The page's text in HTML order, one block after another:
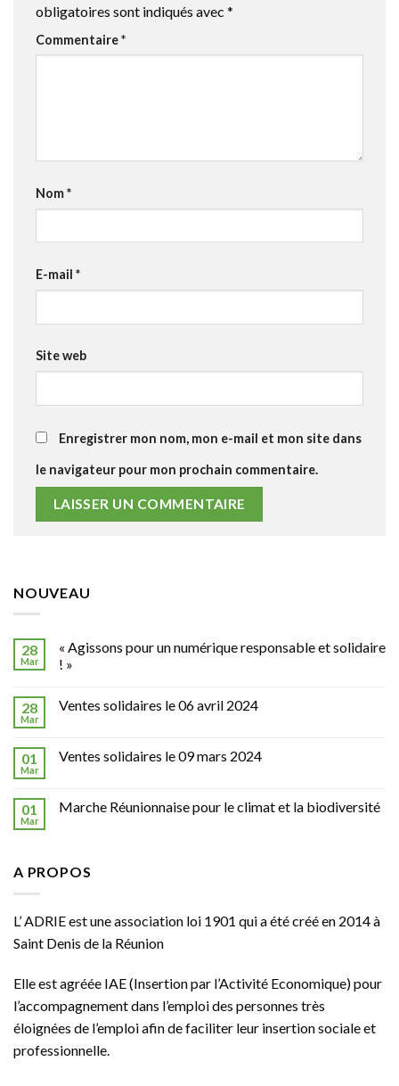
obligatoires sont indiqués avec *
Commentaire*
Nom*
E-mail *
Site web
Enregistrer mon nom, mon e-mail et mon site dans
le navigateur pour mon prochain commentaire.
NOUVEAU
28
Mar
« Agissons pour un numérique responsable et solidaire
! »
28
Mar
Ventes solidaires le 06 avril 2024
01
Mar
Ventes solidaires le 09 mars 2024
01
Mar
Marche Réunionnaise pour le climat et la biodiversité
A PROPOS
L’ ADRIE est une association loi 1901 qui a été créé en 2014 à
Saint Denis de la Réunion
Elle est agréée IAE(Insertion par l’Activité Economique) pour
l’accompagnement dans l’emploi des personnes très
éloignées de l’emploi afin de faciliter leur insertion sociale et
professionnelle.